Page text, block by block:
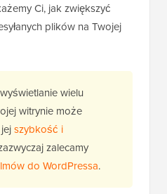
Ci, jak zwiększyć
plików na Twojej
wielu
witrynie może
szybkość i
zalecamy
do WordPressa.